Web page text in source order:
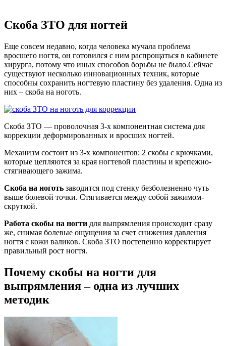
Скоба ЗТО для ногтей
Еще совсем недавно, когда человека мучала проблема
вросшего ногтя, он готовился с ним распрощаться в кабинете
хирурга, потому что иных способов борьбы не было.Сейчас
существуют несколько инновационных техник, которые
способны сохранить ногтевую пластину без удаления. Одна из
них – скоба на ноготь.
Скоба ЗТО — проволочная 3-х компонентная система для
коррекции деформированных и вросших ногтей.
Механизм состоит из 3-х компонентов: 2 скобы с крючками,
которые цепляются за края ногтевой пластины и крепежно-
стягивающего зажима.
Скоба на ноготь заводится под стенку безболезненно чуть
выше болевой точки. Стягивается между собой зажимом-
скруткой.
Работа скобы на ногти для выпрямления происходит сразу
же, снимая болевые ощущения за счет снижения давления
ногтя с кожи валиков. Скоба ЗТО постепенно корректирует
правильный рост ногтя.
Почему скобы на ногти для
выпрямления – одна из лучших
методик